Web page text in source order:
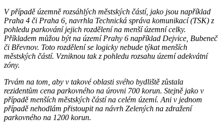
V případě územně rozsáhlých městských částí, jako jsou například
Praha 4 či Praha 6, navrhla Technická správa komunikací (TSK) z
pohledu parkování jejich rozdělení na menší územní celky.
Příkladem můžou být na území Prahy 6 například Dejvice, Bubeneč
či Břevnov. Toto rozdělení se logicky nebude týkat menších
městských částí. Vzniknou tak z pohledu rozsahu území adekvátní
zóny.
Trvám na tom, aby v takové oblasti svého bydliště zůstala
rezidentům cena parkovného na úrovni 700 korun. Stejně jako v
případě menších městských částí na celém území. Ani v jednom
případě nehodlám přistoupit na návrh Zelených na zdražení
parkovného na 1200 korun.